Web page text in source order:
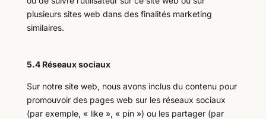
plusieurs sites web dans des finalités marketing
similaires.
5.4 Réseaux sociaux
Sur notre site web, nous avons inclus du contenu pour
promouvoir des pages web sur les réseaux sociaux
(par exemple, « like », « pin ») ou les partager (par